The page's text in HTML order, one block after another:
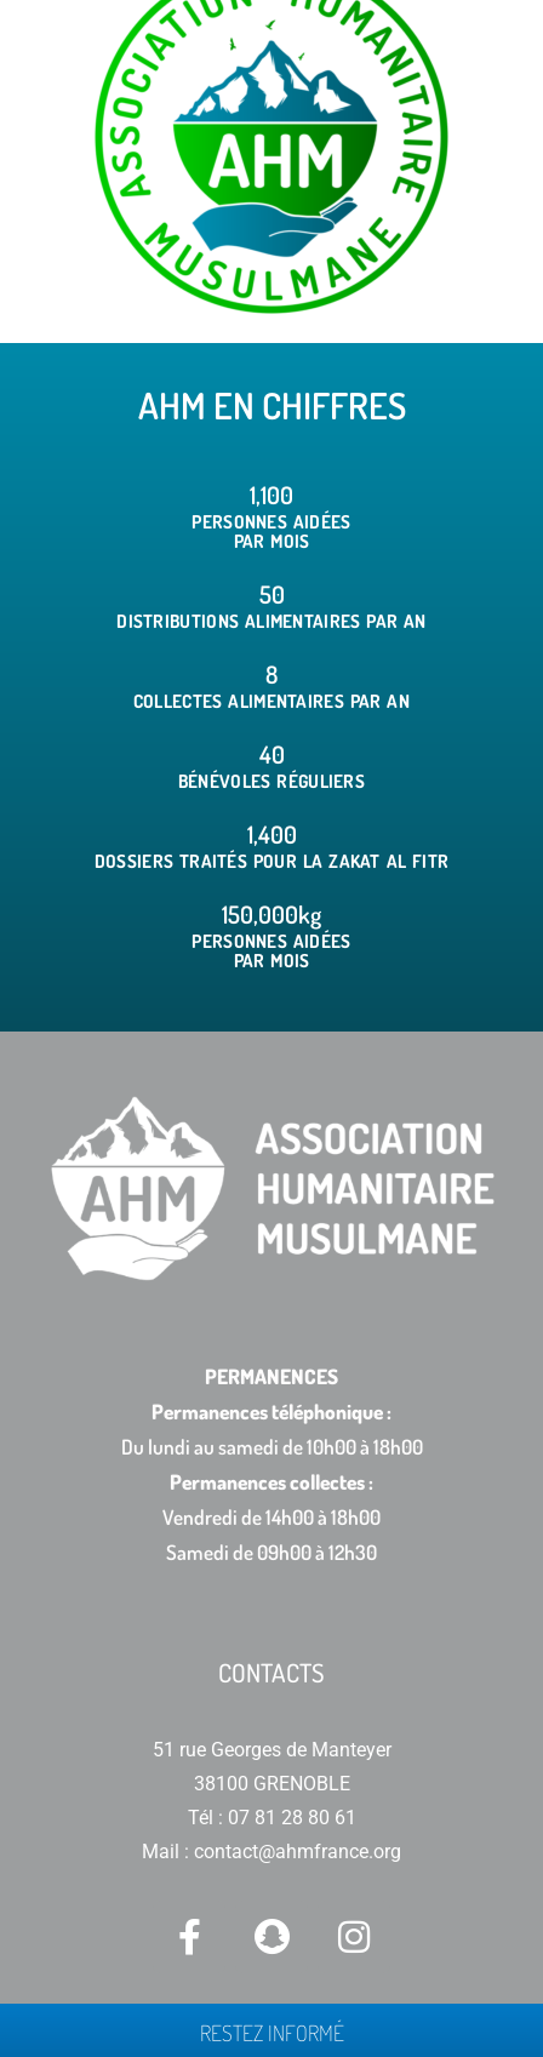
AHM EN CHIFFRES
PERSONNES AIDÉES
PAR MOIS
1,100
DISTRIBUTIONS ALIMENTAIRES PAR AN
50
COLLECTES ALIMENTAIRES PAR AN
8
BÉNÉVOLES RÉGULIERS
40
DOSSIERS TRAITÉS POUR LA ZAKAT AL FITR
1,400
PERSONNES AIDÉES
PAR MOIS
150,000kg
PERMANENCES
Permanences téléphonique :
Du lundi au samedi de 10h00 à 18h00
Permanences collectes :
Vendredi de 14h00 à 18h00
Samedi de 09h00 à 12h30
CONTACTS
51 rue Georges de Manteyer
38100 GRENOBLE
Tél : 07 81 28 80 61
Mail : contact@ahmfrance.org
RESTEZ INFORMÉ